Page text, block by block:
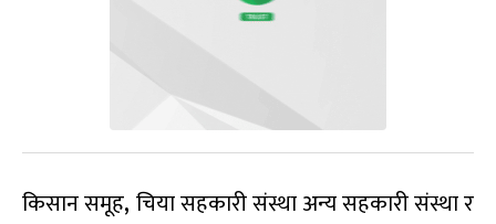
किसान समूह, चिया सहकारी संस्था अन्य सहकारी संस्था र